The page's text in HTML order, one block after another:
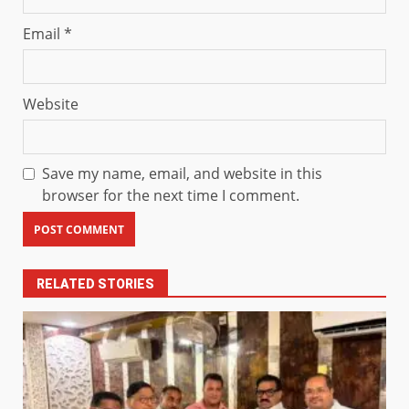
Email *
Website
Save my name, email, and website in this
browser for the next time I comment.
RELATED STORIES